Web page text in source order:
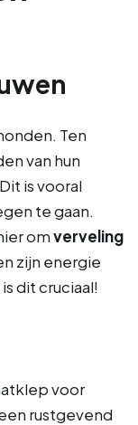
Ten
van hun
is vooral
te gaan.
omverveling
zijn energie
dit cruciaal!
voor
rustgevend